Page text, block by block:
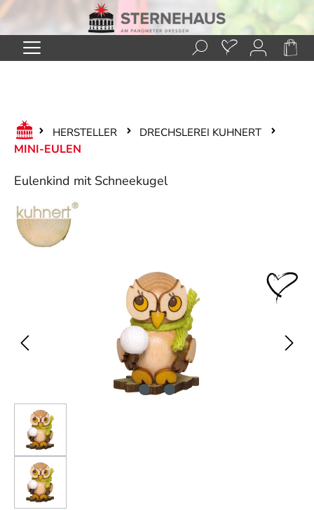
Zum Hauptinhalt springen
HERSTELLER DRECHSLEREI KUHNERT
MINI-EULEN
Eulenkind mit Schneekugel
Bildergalerie überspringen